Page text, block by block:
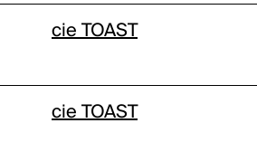
cie TOAST
cie TOAST